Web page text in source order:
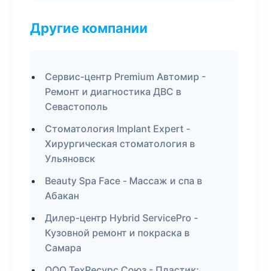
Другие компании
Сервис-центр Premium Автомир -
Ремонт и диагностика ДВС в
Севастополь
Стоматология Implant Expert -
Хирургическая стоматология в
Ульяновск
Beauty Spa Face - Массаж и спа в
Абакан
Дилер-центр Hybrid ServicePro -
Кузовной ремонт и покраска в
Самара